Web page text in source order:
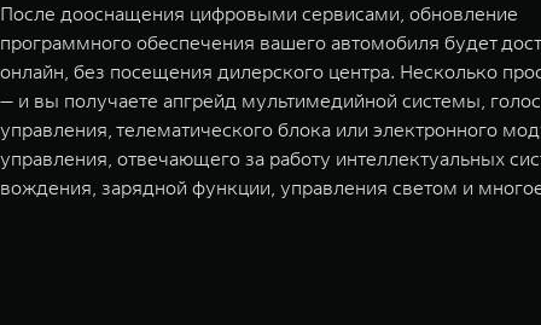
После дооснащения цифровыми сервисами, обновление
программного обеспечения вашего автомобиля будет
онлайн, без посещения дилерского центра. Несколько
— и вы получаете апгрейд мультимедийной системы,
управления, телематического блока или электронного
управления, отвечающего за работу интеллектуальных
вождения, зарядной функции, управления светом и